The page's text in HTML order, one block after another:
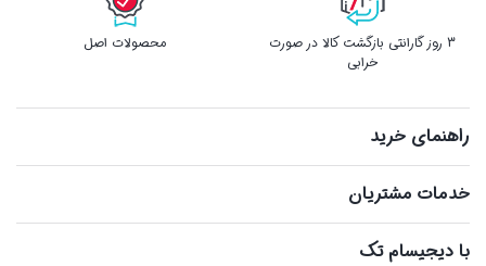
3 روز گارانتی بازگشت کالا در صورت
خرابی
محصولات اصل
راهنمای خرید
خدمات مشتریان
با دیجیسام تک